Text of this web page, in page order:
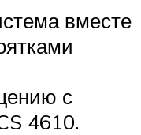
вместе
с
4610.